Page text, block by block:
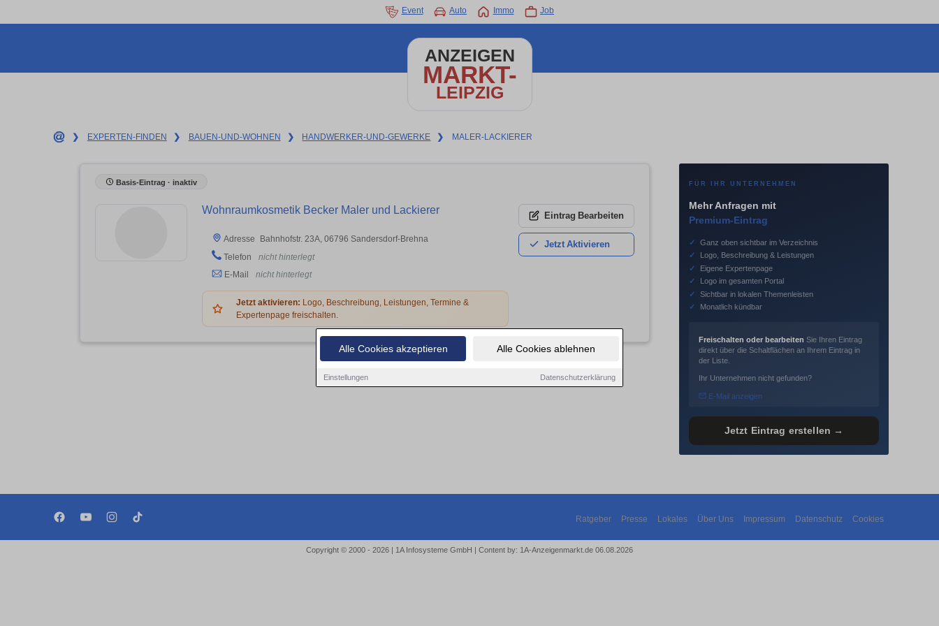
Alle Cookies akzeptieren Alle Cookies ablehnen
Einstellungen Datenschutzerklärung
Event Auto Immo Job
ANZEIGEN
MARKT-
LEIPZIG
❯ EXPERTEN-FINDEN ❯ BAUEN-UND-WOHNEN ❯ HANDWERKER-UND-GEWERKE ❯ MALER-LACKIERER
Basis-Eintrag · inaktiv
Wohnraumkosmetik Becker Maler und Lackierer
Adresse
Bahnhofstr. 23A, 06796 Sandersdorf-Brehna
Telefon
nicht hinterlegt
E-Mail
nicht hinterlegt
Jetzt aktivieren: Logo, Beschreibung, Leistungen, Termine &
Expertenpage freischalten.
Eintrag Bearbeiten
Jetzt Aktivieren
FÜR IHR UNTERNEHMEN
Mehr Anfragen mit
Premium-Eintrag
✓
Ganz oben sichtbar im Verzeichnis
✓
Logo, Beschreibung & Leistungen
✓
Eigene Expertenpage
✓
Logo im gesamten Portal
✓
Sichtbar in lokalen Themenleisten
✓
Monatlich kündbar
Freischalten oder bearbeiten Sie Ihren Eintrag
direkt über die Schaltflächen an Ihrem Eintrag in
der Liste.
Ihr Unternehmen nicht gefunden?
E-Mail anzeigen
Jetzt Eintrag erstellen →
Ratgeber Presse Lokales Über Uns Impressum Datenschutz Cookies
Copyright © 2000 - 2026 | 1A Infosysteme GmbH | Content by: 1A-Anzeigenmarkt.de 06.08.2026